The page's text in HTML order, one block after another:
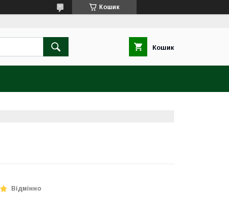
Кошик
Кошик
Відмінно